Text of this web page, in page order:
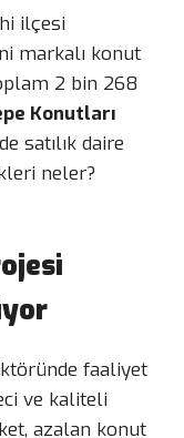
ilçesi
markalı konut
2 bin 268
Konutları
satılık daire
neler?
faaliyet
ve kaliteli
azalan konut